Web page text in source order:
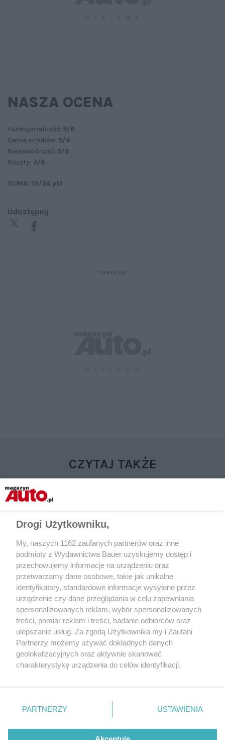
NASZA OCENA
Funkcjonalność: 5/6
Gama silników: 5/6
Niezawodność: 5/6
Koszty: 4/6
SUMA: 19/24 pkt
Udostępnij
CZYTAJ TAKŻE
PORÓWNANIE
Porównanie 5 miejskich
crossoverów
PORÓWNANIE
5 elektrycznych
– porównanie
REGULAMIN SERWISU
Drogi Użytkowniku,
My, naszych 1162 zaufanych partnerów oraz inne
podmioty z Wydawnictwa Bauer uzyskujemy dostęp i
przechowujemy informacje na urządzeniu oraz
przetwarzamy dane osobowe, takie jak unikalne
identyfikatory, standardowe informacje wysyłane przez
urządzenie czy dane przeglądania w celu zapewniania
spersonalizowanych reklam, wybór spersonalizowanych
treści, pomiar reklam i treści, badanie odbiorców oraz
ulepszanie usług. Za zgodą Użytkownika my i Zaufani
Partnerzy możemy używać dokładnych danych
geolokalizacyjnych oraz aktywnie skanować
charakterystykę urządzenia do celów identyfikacji.
zmienić/wycofać klikając przycisk ustawień prywatności
znajdujący się w lewym dolnym rogu strony
rodzaje przetwarzania danych nie wymagają zgody
PARTNERZY USTAWIENIA